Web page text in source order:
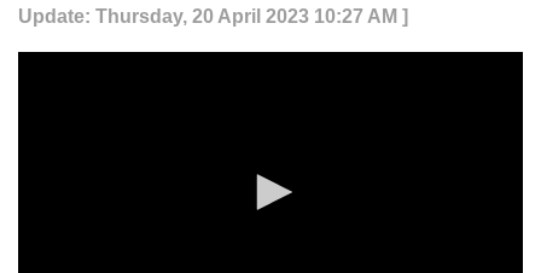
Update: Thursday, 20 April 2023 10:27 AM ]